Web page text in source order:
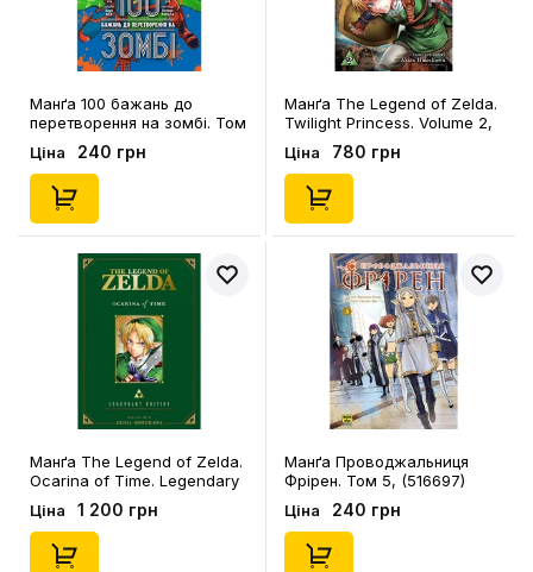
Манґа 100 бажань до
перетворення на зомбі. Том
2, (396695)
Ціна 240 грн
Манґа The Legend of Zelda.
Twilight Princess. Volume 2,
(596563)
Ціна 780 грн
Манґа The Legend of Zelda.
Ocarina of Time. Legendary
Edition. Volume 1, (589596)
Ціна 1 200 грн
Манґа Проводжальниця
Фрірен. Том 5, (516697)
Ціна 240 грн